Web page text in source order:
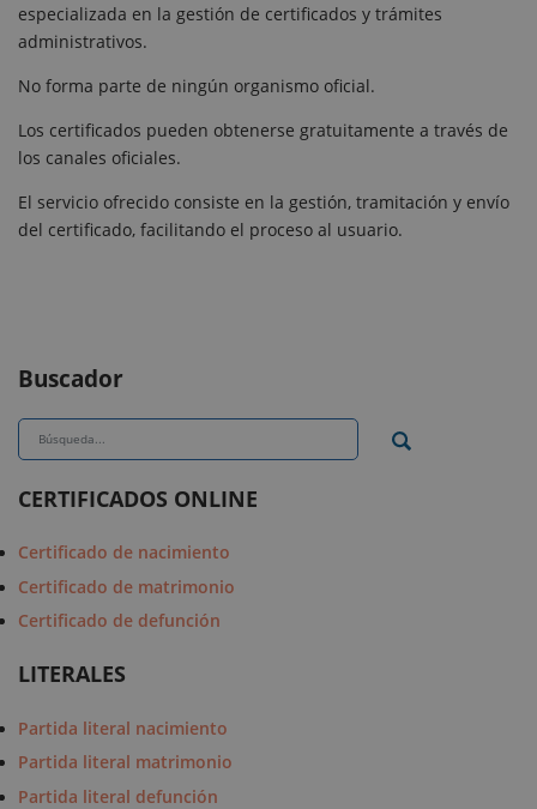
especializada en la gestión de certificados y trámites
administrativos.
No forma parte de ningún organismo oficial.
Los certificados pueden obtenerse gratuitamente a través de
los canales oficiales.
El servicio ofrecido consiste en la gestión, tramitación y envío
del certificado, facilitando el proceso al usuario.
Buscador
CERTIFICADOS ONLINE
Certificado de nacimiento
Certificado de matrimonio
Certificado de defunción
LITERALES
Partida literal nacimiento
Partida literal matrimonio
Partida literal defunción